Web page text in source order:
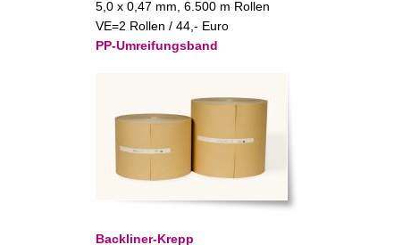
5,0 x 0,47 mm, 6.500 m Rollen
VE=2 Rollen / 44,- Euro
PP-Umreifungsband
Backliner-Krepp